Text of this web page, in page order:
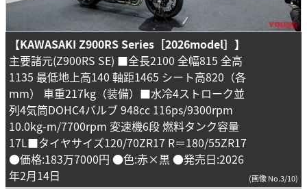
【KAWASAKI Z900RS Series［2026model］】
主要諸元(Z900RS SE) ■全長2100 全幅815 全高
1135 最低地上高140 軸距1465 シート高820（各
mm） 車重217kg（装備）■水冷4ストローク並
列4気筒DOHC4バルブ 948cc 116ps/9300rpm
10.0kg-m/7700rpm 変速機6段 燃料タンク容量
17L■タイヤサイズ120/70ZR17 R＝180/55ZR17
●価格:183万7000円 ●色:赤×黒 ●発売日:2026
年2月14日
(画像 No.3/10)